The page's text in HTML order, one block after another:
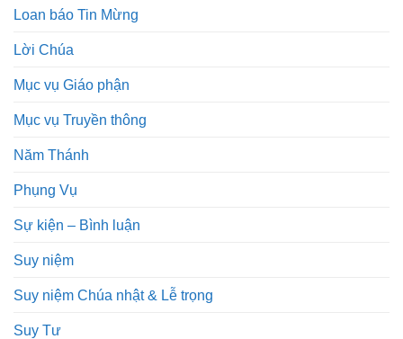
Loan báo Tin Mừng
Lời Chúa
Mục vụ Giáo phận
Mục vụ Truyền thông
Năm Thánh
Phụng Vụ
Sự kiện – Bình luận
Suy niệm
Suy niệm Chúa nhật & Lễ trọng
Suy Tư